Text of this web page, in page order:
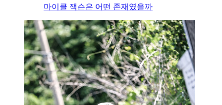
마이클 잭슨은 어떤 존재였을까